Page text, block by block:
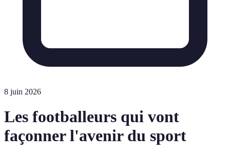
8 juin 2026
Les footballeurs qui vont
façonner l'avenir du sport